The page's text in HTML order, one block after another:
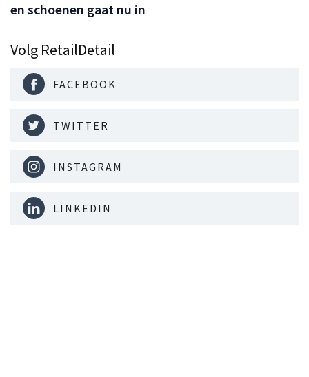
en schoenen gaat nu in
Volg RetailDetail
FACEBOOK
TWITTER
INSTAGRAM
LINKEDIN